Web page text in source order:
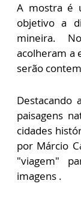
A mostra é
objetivo a
mineira.
acolheram a
serão
Destacando
paisagens
cidades
por Márcio
"viagem"
imagens .